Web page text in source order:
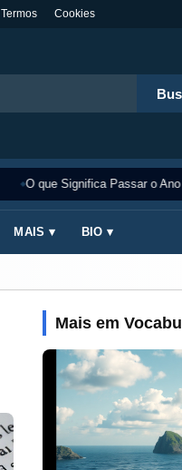
Termos Cookies
O que Significa Passar o Ano
MAIS ▾ BIO ▾
Mais em